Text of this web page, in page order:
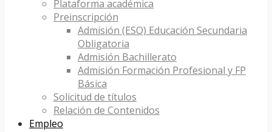
Plataforma académica
Preinscripción
Admisión (ESO) Educación Secundaria
Obligatoria
Admisión Bachillerato
Admisión Formación Profesional y FP
Básica
Solicitud de títulos
Relación de Contenidos
Empleo